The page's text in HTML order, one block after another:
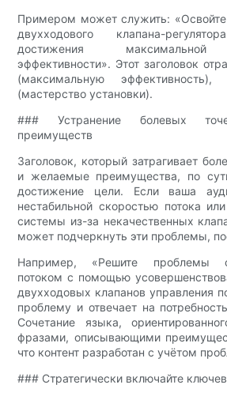
Примером может служить: «Освойте
двухходового клапана-
достижения максимальной
эффективности». Этот заголовок
(максимальную
(мастерство установки).
### Устранение болевых
преимуществ
Заголовок, который затрагивает
и желаемые преимущества, по
достижение цели. Если ваша
нестабильной скоростью потока
системы из-за некачественных
может подчеркнуть эти проблемы,
Например, «Решите проблемы
потоком с помощью
двухходовых клапанов управления
проблему и отвечает на
Сочетание языка,
фразами, описывающими
что контент разработан с учётом
### Стратегически включайте